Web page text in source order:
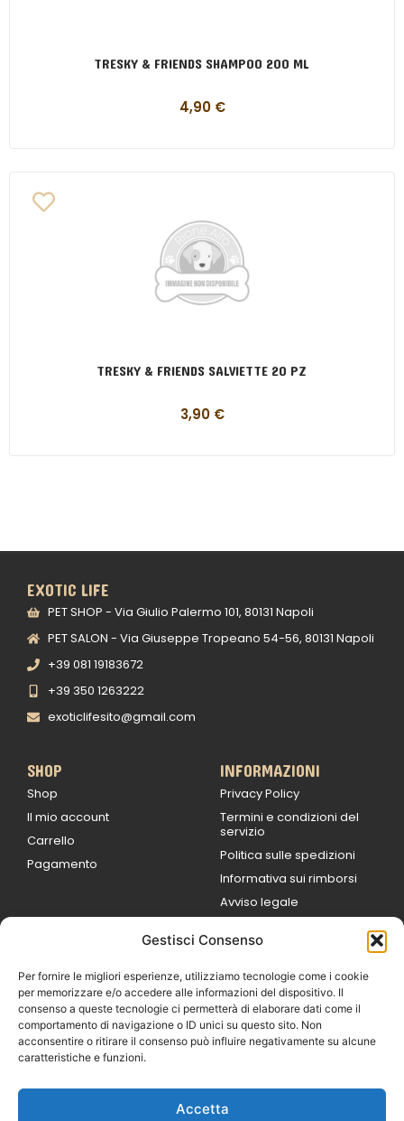
Gestisci Consenso
Per fornire le migliori esperienze, utilizziamo tecnologie come i cookie
per memorizzare e/o accedere alle informazioni del dispositivo. Il
consenso a queste tecnologie ci permetterà di elaborare dati come il
comportamento di navigazione o ID unici su questo sito. Non
acconsentire o ritirare il consenso può influire negativamente su alcune
caratteristiche e funzioni.
Accetta
TRESKY & FRIENDS SHAMPOO 200 ML
4,90 €
TRESKY & FRIENDS SALVIETTE 20 PZ
3,90 €
EXOTIC LIFE
PET SHOP - Via Giulio Palermo 101, 80131 Napoli
PET SALON - Via Giuseppe Tropeano 54-56, 80131 Napoli
+39 081 19183672
+39 350 1263222
exoticlifesito@gmail.com
SHOP
Shop
Il mio account
Carrello
Pagamento
INFORMAZIONI
Privacy Policy
Termini e condizioni del
servizio
Politica sulle spedizioni
Informativa sui rimborsi
Avviso legale
9:00
Sabato 09:00 /
14:00
16:30 /
Domenica